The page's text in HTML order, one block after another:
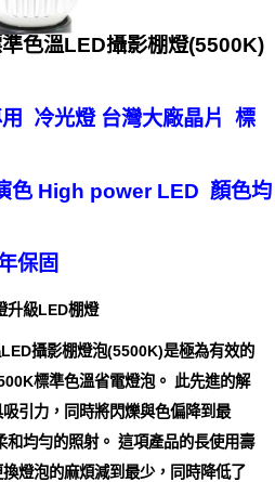
色溫LED攝影棚燈(5500K)
冷光燈 台灣大廠晶片 標
色 High power LED 顏色均
保固
升級LED棚燈
攝影棚燈泡(5500K)是極為有效的
標準色溫省電燈泡。 此先進的解
引力，同時將閃爍與色偏降到最
和均勻的照射。 這項產品的長使用壽
燈泡的麻煩減到最少，同時降低了